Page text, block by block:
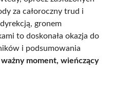
za całoroczny trud i
gronem
to doskonała okazja do
i podsumowania
moment, wieńczący